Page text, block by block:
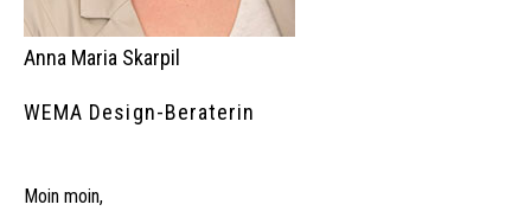
Anna Maria Skarpil
WEMA Design-Beraterin
Moin moin,